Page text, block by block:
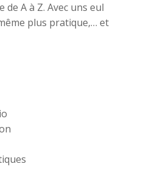
A à Z. Avec uns eul
plus pratique,… et